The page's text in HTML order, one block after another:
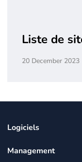
Liste de
20 December 2023
Logiciels
Management